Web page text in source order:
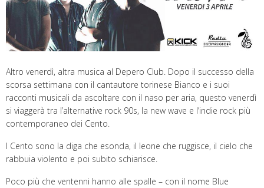
Altro venerdì, altra musica al Depero Club. Dopo il successo della
scorsa settimana con il cantautore torinese Bianco e i suoi
racconti musicali da ascoltare con il naso per aria, questo venerdì
si viaggerà tra l’alternative rock 90s, la new wave e l’indie rock più
contemporaneo dei Cento.
I Cento sono la diga che esonda, il leone che ruggisce, il cielo che
rabbuia violento e poi subito schiarisce.
Poco più che ventenni hanno alle spalle – con il nome Blue